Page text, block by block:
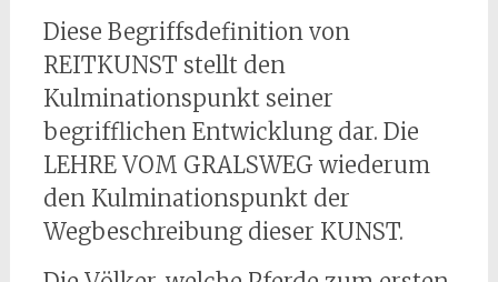
Diese Begriffsdefinition von
REITKUNST stellt den
Kulminationspunkt seiner
begrifflichen Entwicklung dar. Die
LEHRE VOM GRALSWEG wiederum
den Kulminationspunkt der
Wegbeschreibung dieser KUNST.